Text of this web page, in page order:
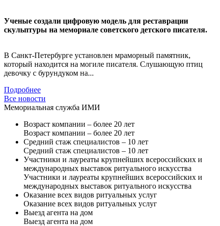
Ученые создали цифровую модель для реставрации
скульптуры на мемориале советского детского писателя.
В Санкт-Петербурге установлен мраморный памятник,
который находится на могиле писателя. Слушающую птиц
девочку с бурундуком на...
Подробнее
Все новости
Мемориальная служба ИМИ
Возраст компании – более 20 лет
Возраст компании – более 20 лет
Средний стаж специалистов – 10 лет
Средний стаж специалистов – 10 лет
Участники и лауреаты крупнейших всероссийских и
международных выставок ритуального искусства
Участники и лауреаты крупнейших всероссийских и
международных выставок ритуального искусства
Оказание всех видов ритуальных услуг
Оказание всех видов ритуальных услуг
Выезд агента на дом
Выезд агента на дом